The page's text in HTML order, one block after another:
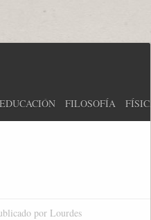
EDUCACIÓN FILOSOFÍA
por Lourdes